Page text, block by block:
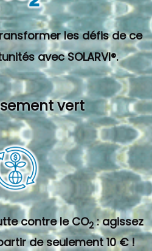
les défis de ce
avec SOLARVI®.
vert
contre le CO2 : agissez
de seulement 10 € !